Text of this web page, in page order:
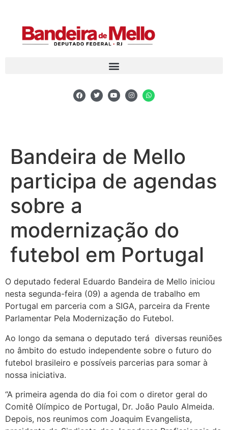
Bandeira de Mello
participa de agendas
sobre a
modernização do
futebol em Portugal
O deputado federal Eduardo Bandeira de Mello iniciou
nesta segunda-feira (09) a agenda de trabalho em
Portugal em parceria com a SIGA, parceira da Frente
Parlamentar Pela Modernização do Futebol.
Ao longo da semana o deputado terá diversas reuniões
no âmbito do estudo independente sobre o futuro do
futebol brasileiro e possíveis parcerias para somar à
nossa iniciativa.
“A primeira agenda do dia foi com o diretor geral do
Comitê Olímpico de Portugal, Dr. João Paulo Almeida.
Depois, nos reunimos com Joaquim Evangelista,